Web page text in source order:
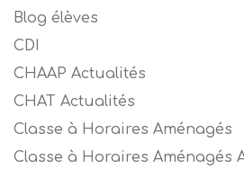
Blog élèves
CDI
CHAAP Actualités
CHAT Actualités
Classe à Horaires Aménagés
Classe à Horaires Aménagés